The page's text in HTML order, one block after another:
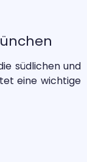
südlichen und
eine wichtige